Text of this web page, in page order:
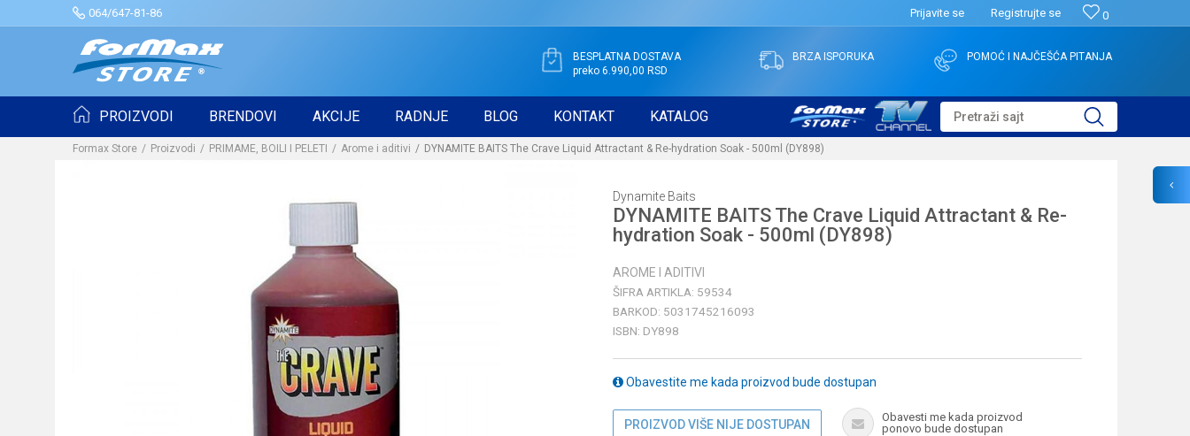
064/647-81-86 0
Prijavite se Registrujte se
BESPLATNA DOSTAVA
preko 6.990,00 RSD
BRZA ISPORUKA POMOĆ I NAJČEŠĆA PITANJA
PROIZVODI BRENDOVI AKCIJE RADNJE BLOG KONTAKT KATALOG Pretraži sajt
Formax Store Proizvodi PRIMAME, BOILI I PELETI Arome i aditivi DYNAMITE BAITS The Crave Liquid Attractant & Re-hydration Soak - 500ml (DY898)
Dynamite Baits
DYNAMITE BAITS The Crave Liquid Attractant & Re-
hydration Soak - 500ml (DY898)
AROME I ADITIVI
ŠIFRA ARTIKLA: 59534
BARKOD: 5031745216093
ISBN: DY898
Obavestite me kada proizvod bude dostupan
PROIZVOD VIŠE NIJE DOSTUPAN
Obavesti me kada proizvod
ponovo bude dostupan